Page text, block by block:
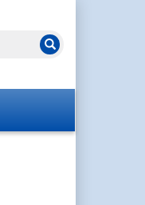
Suche starten